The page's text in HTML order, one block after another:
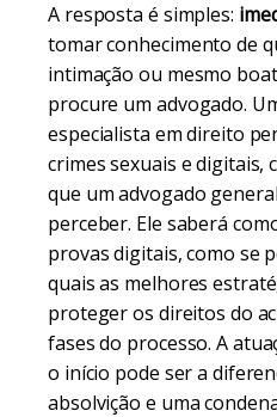
A resposta é simples:
tomar conhecimento de
intimação ou mesmo
procure um advogado.
especialista em direito
crimes sexuais e digitais,
que um advogado
perceber. Ele saberá
provas digitais, como se
quais as melhores
proteger os direitos do
fases do processo. A
o início pode ser a
absolvição e uma